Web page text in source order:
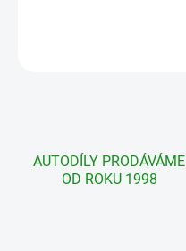
AUTODÍLY PRODÁVÁME
OD ROKU 1998